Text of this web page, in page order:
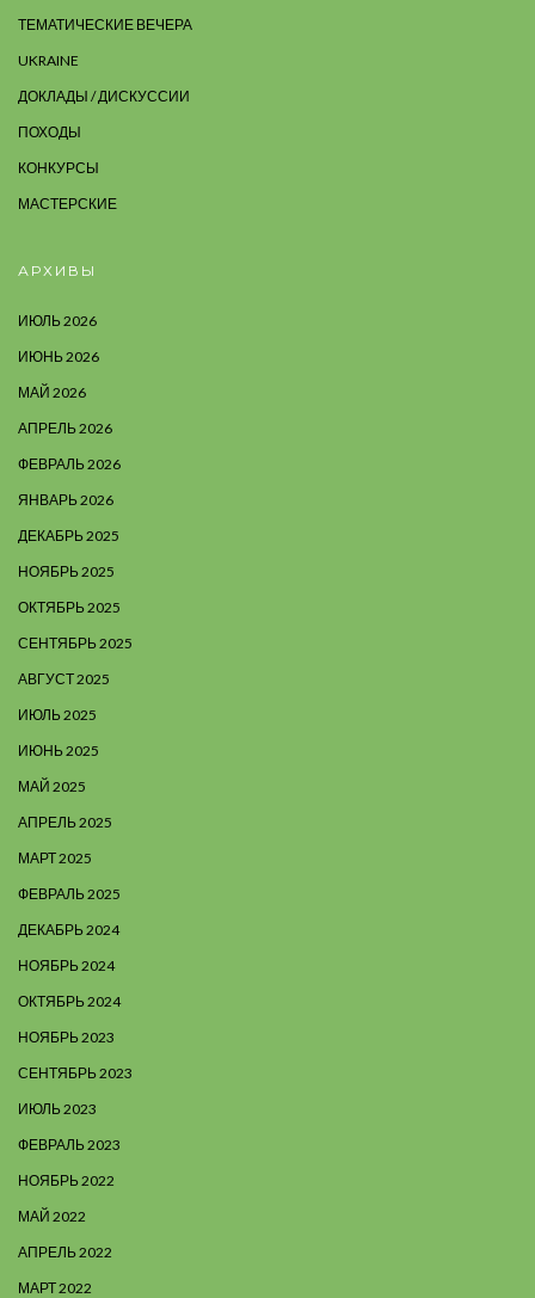
ТЕМАТИЧЕСКИЕ ВЕЧЕРА
UKRAINE
ДОКЛАДЫ / ДИСКУССИИ
ПОХОДЫ
КОНКУРСЫ
МАСТЕРСКИЕ
АРХИВЫ
ИЮЛЬ 2026
ИЮНЬ 2026
МАЙ 2026
АПРЕЛЬ 2026
ФЕВРАЛЬ 2026
ЯНВАРЬ 2026
ДЕКАБРЬ 2025
НОЯБРЬ 2025
ОКТЯБРЬ 2025
СЕНТЯБРЬ 2025
АВГУСТ 2025
ИЮЛЬ 2025
ИЮНЬ 2025
МАЙ 2025
АПРЕЛЬ 2025
МАРТ 2025
ФЕВРАЛЬ 2025
ДЕКАБРЬ 2024
НОЯБРЬ 2024
ОКТЯБРЬ 2024
НОЯБРЬ 2023
СЕНТЯБРЬ 2023
ИЮЛЬ 2023
ФЕВРАЛЬ 2023
НОЯБРЬ 2022
МАЙ 2022
АПРЕЛЬ 2022
МАРТ 2022